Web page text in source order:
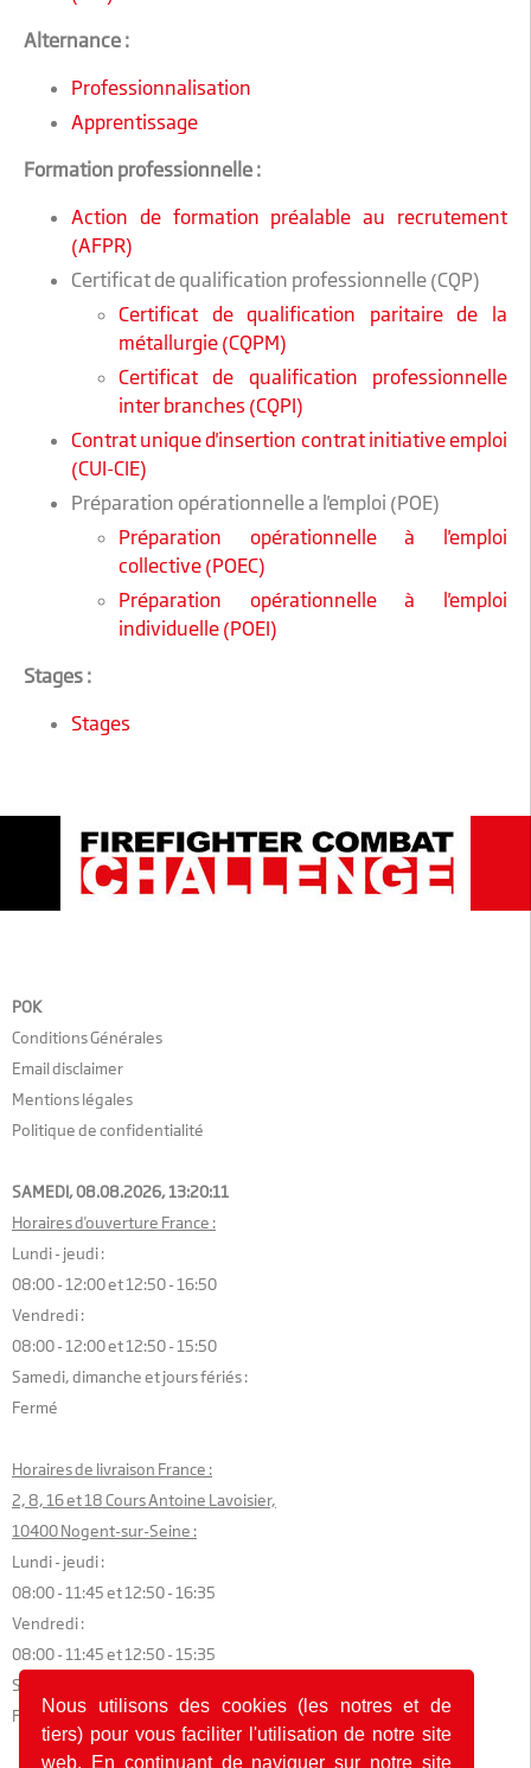
Nous utilisons des cookies (les notres et de
tiers) pour vous faciliter l'utilisation de notre site
web. En continuant de naviguer sur notre site
Alternance :
Professionnalisation
Apprentissage
Formation professionnelle :
Action de formation préalable au recrutement
(AFPR)
Certificat de qualification professionnelle (CQP)
Certificat de qualification paritaire de la
métallurgie (CQPM)
Certificat de qualification professionnelle
inter branches (CQPI)
Contrat unique d'insertion contrat initiative emploi
(CUI-CIE)
Préparation opérationnelle a l'emploi (POE)
Préparation opérationnelle à l'emploi
collective (POEC)
Préparation opérationnelle à l'emploi
individuelle (POEI)
Stages :
Stages
POK
Conditions Générales
Email disclaimer
Mentions légales
Politique de confidentialité
SAMEDI, 08.08.2026,13:20:12
Horaires d'ouverture France :
Lundi - jeudi :
08:00 - 12:00 et 12:50 - 16:50
Vendredi :
08:00 - 12:00 et 12:50 - 15:50
Samedi, dimanche et jours fériés :
Fermé
Horaires de livraison France :
2, 8, 16 et 18 Cours Antoine Lavoisier,
10400 Nogent-sur-Seine :
Lundi - jeudi :
08:00 - 11:45 et 12:50 - 16:35
Vendredi :
08:00 - 11:45 et 12:50 - 15:35
Samedi, dimanche et jours fériés :
Fermé